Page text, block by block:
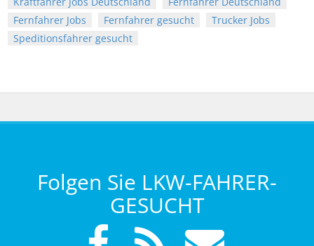
Fernfahrer Jobs
Fernfahrer gesucht
Trucker Jobs
Speditionsfahrer gesucht
Folgen Sie LKW-FAHRER-
GESUCHT